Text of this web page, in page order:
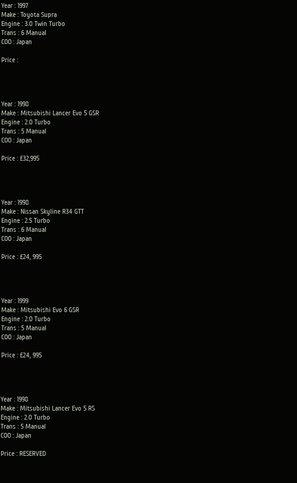
Year : 1997
Make : Toyota Supra
Engine : 3.0 Twin Turbo
Trans : 6 Manual
COO : Japan
Price :
Year : 1998
Make : Mitsubishi Lancer Evo 5 GSR
Engine : 2.0 Turbo
Trans : 5 Manual
COO : Japan
Price : £32,995
Year : 1998
Make : Nissan Skyline R34 GTT
Engine : 2.5 Turbo
Trans : 6 Manual
COO : Japan
Price : £24, 995
Year : 1999
Make : Mitsubishi Evo 6 GSR
Engine : 2.0 Turbo
Trans : 5 Manual
COO : Japan
Price : £24, 995
Year : 1998
Make : Mitsubishi Lancer Evo 5 RS
Engine : 2.0 Turbo
Trans : 5 Manual
COO : Japan
Price : RESERVED